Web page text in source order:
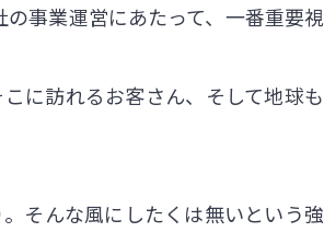
事業運営にあたって、一番重要視
に訪れるお客さん、そして地球も
そんな風にしたくは無いという強